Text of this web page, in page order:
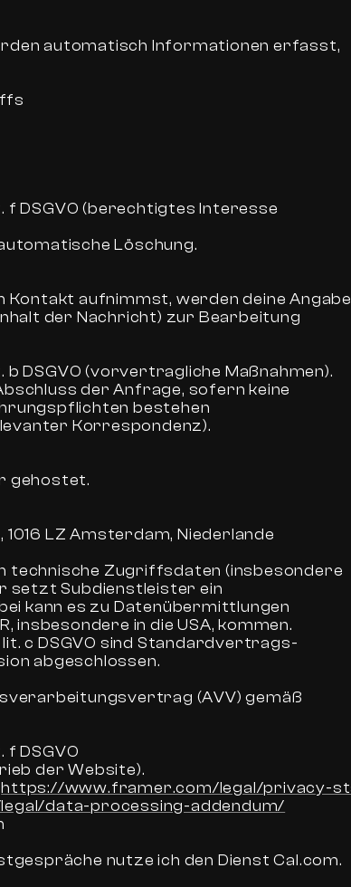
automatisch Informationen erfasst,
f DSGVO (berechtigtes Interesse
Löschung.
Kontakt aufnimmst, werden deine
der Nachricht) zur Bearbeitung
b DSGVO (vorvertragliche Maßnahmen).
der Anfrage, sofern keine
bestehen
Korrespondenz).
gehostet.
LZ Amsterdam, Niederlande
technische Zugriffsdaten (insbesondere
setzt Subdienstleister ein
kann es zu Datenübermittlungen
insbesondere in die USA, kommen.
c DSGVO sind Standardvertrags-
abgeschlossen.
(AVV) gemäß
f DSGVO
der Website).
https://www.framer.com/legal/privacy-
data-processing-addendum/
nutze ich den Dienst Cal.com.